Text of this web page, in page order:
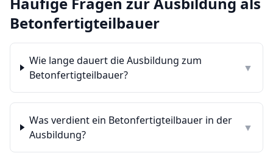
Betonfertigteilbauer
Wie lange dauert die Ausbildung zum
Betonfertigteilbauer?
▼
Was verdient ein Betonfertigteilbauer in der
Ausbildung?
▼